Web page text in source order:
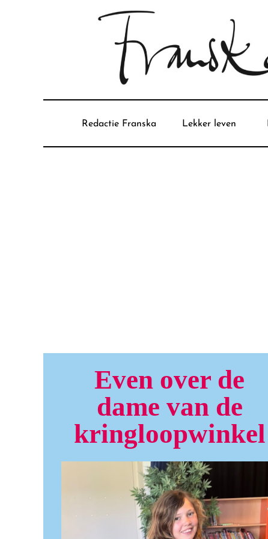
Redactie Franska Lekker leven
Even over de
dame van de
kringloopwinkel